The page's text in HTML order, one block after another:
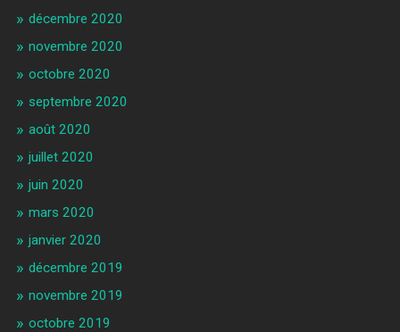
décembre 2020
novembre 2020
octobre 2020
septembre 2020
août 2020
juillet 2020
juin 2020
mars 2020
janvier 2020
décembre 2019
novembre 2019
octobre 2019